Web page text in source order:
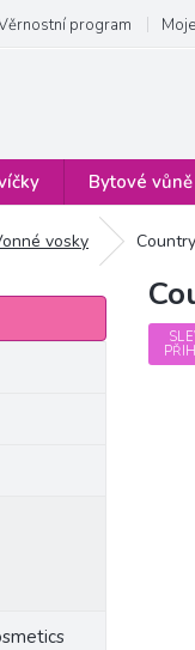
program
Bytové vůně
vosky